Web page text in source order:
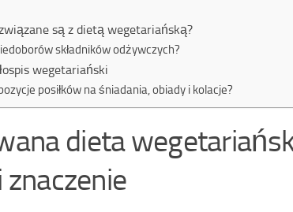
są z dietą wegetariańską?
składników odżywczych?
wegetariański
posiłków na śniadania, obiady i kolacje?
dieta